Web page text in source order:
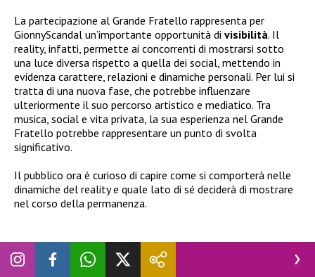
La partecipazione al Grande Fratello rappresenta per
GionnyScandal un’importante opportunità di visibilità. Il
reality, infatti, permette ai concorrenti di mostrarsi sotto
una luce diversa rispetto a quella dei social, mettendo in
evidenza carattere, relazioni e dinamiche personali. Per lui si
tratta di una nuova fase, che potrebbe influenzare
ulteriormente il suo percorso artistico e mediatico. Tra
musica, social e vita privata, la sua esperienza nel Grande
Fratello potrebbe rappresentare un punto di svolta
significativo.
Il pubblico ora è curioso di capire come si comporterà nelle
dinamiche del reality e quale lato di sé deciderà di mostrare
nel corso della permanenza.